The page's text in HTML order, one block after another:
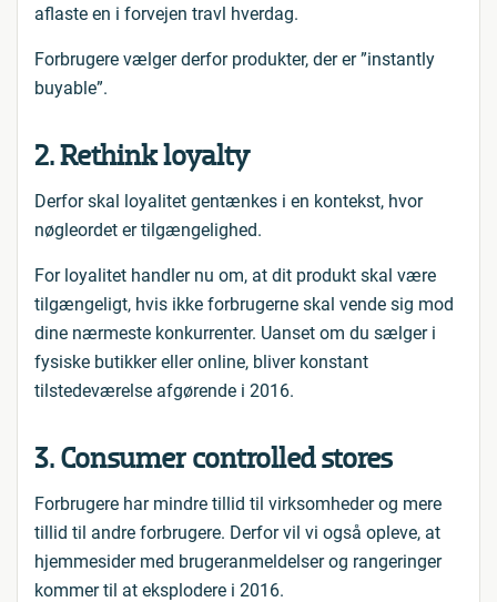
aflaste en i forvejen travl hverdag.
Forbrugere vælger derfor produkter, der er ”instantly
buyable”.
2. Rethink loyalty
Derfor skal loyalitet gentænkes i en kontekst, hvor
nøgleordet er tilgængelighed.
For loyalitet handler nu om, at dit produkt skal være
tilgængeligt, hvis ikke forbrugerne skal vende sig mod
dine nærmeste konkurrenter. Uanset om du sælger i
fysiske butikker eller online, bliver konstant
tilstedeværelse afgørende i 2016.
3. Consumer controlled stores
Forbrugere har mindre tillid til virksomheder og mere
tillid til andre forbrugere. Derfor vil vi også opleve, at
hjemmesider med brugeranmeldelser og rangeringer
kommer til at eksplodere i 2016.